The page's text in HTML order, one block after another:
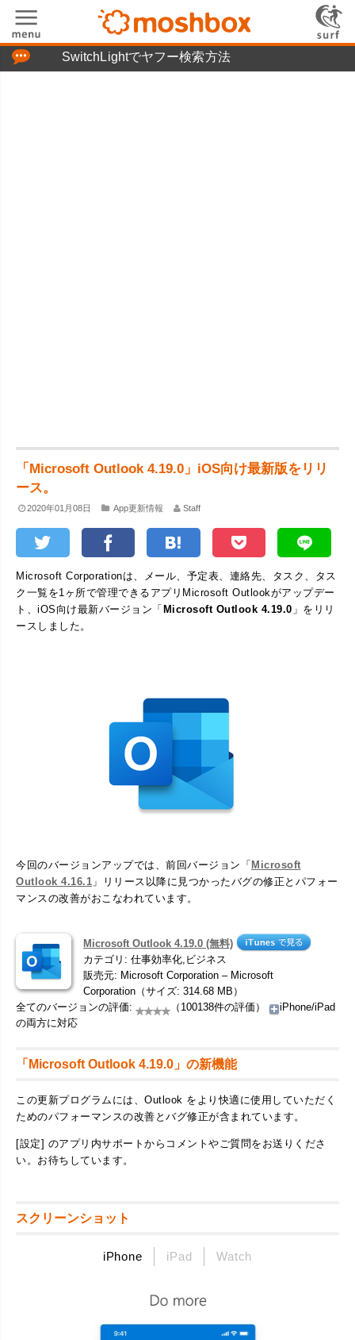
SwitchLightでヤフー検索方法
「Microsoft Outlook 4.19.0」iOS向け最新版をリリ
ース。
2020年01月08日 App更新情報 Staff
Microsoft Corporationは、メール、予定表、連絡先、タスク、タス
ク一覧を1ヶ所で管理できるアプリMicrosoft Outlookがアップデー
ト、iOS向け最新バージョン「Microsoft Outlook 4.19.0 」をリリ
ースしました。
今回のバージョンアップでは、前回バージョン「Microsoft
Outlook 4.16.1 」リリース以降に見つかったバグの修正とパフォー
マンスの改善がおこなわれています。
Microsoft Outlook 4.19.0 (無料)
カテゴリ: 仕事効率化,ビジネス
販売元: Microsoft Corporation – Microsoft
Corporation（サイズ: 314.68 MB）
全てのバージョンの評価:
（100138件の評価）
iPhone/iPad
の両方に対応
「Microsoft Outlook 4.19.0」の新機能
この更新プログラムには、Outlook をより快適に使用していただく
ためのパフォーマンスの改善とバグ修正が含まれています。
[設定] のアプリ内サポートからコメントやご質問をお送りくださ
い。お待ちしています。
スクリーンショット
iPhone iPad Watch
「つぶやき」の使い方